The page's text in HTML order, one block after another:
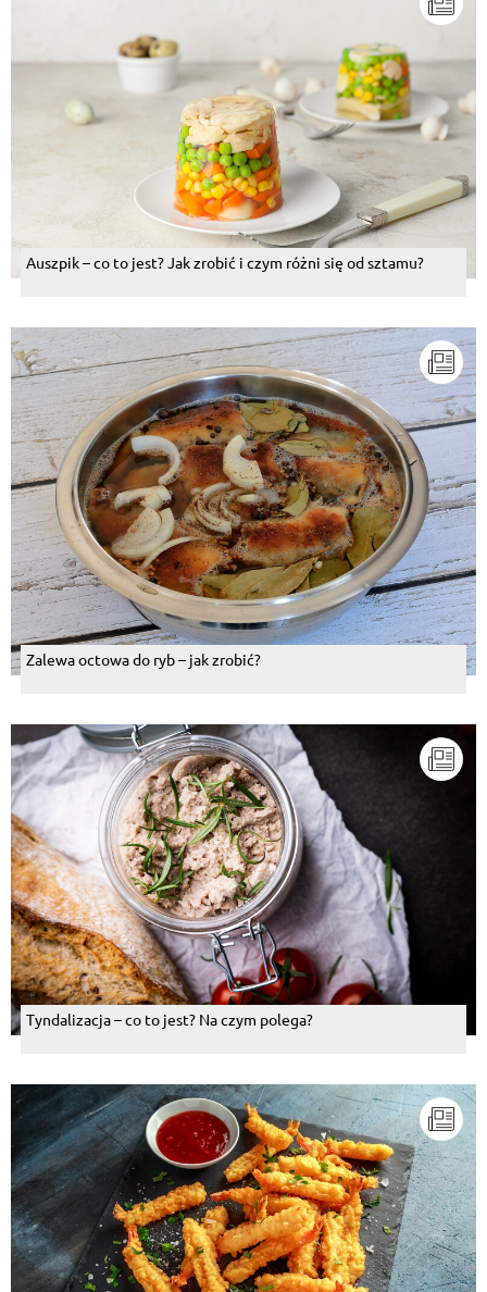
Auszpik – co to jest? Jak zrobić i czym różni się od sztamu?
Zalewa octowa do ryb – jak zrobić?
Tyndalizacja – co to jest? Na czym polega?